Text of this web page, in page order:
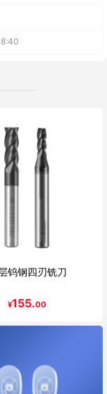
钨钢四刃铣刀
¥155.00